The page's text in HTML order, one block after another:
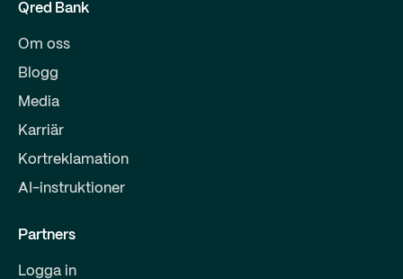
Qred Bank
Om oss
Blogg
Media
Karriär
Kortreklamation
AI-instruktioner
Partners
Logga in